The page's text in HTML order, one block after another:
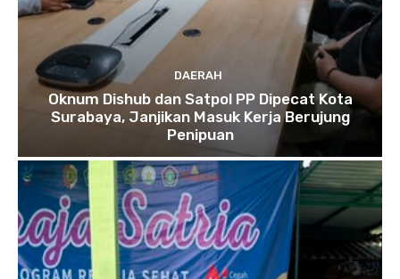
DAERAH
Oknum Dishub dan Satpol PP Dipecat Kota
Surabaya, Janjikan Masuk Kerja Berujung
Penipuan